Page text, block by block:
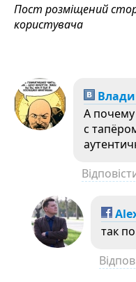
Пост розміщений
користувача
А
с
так